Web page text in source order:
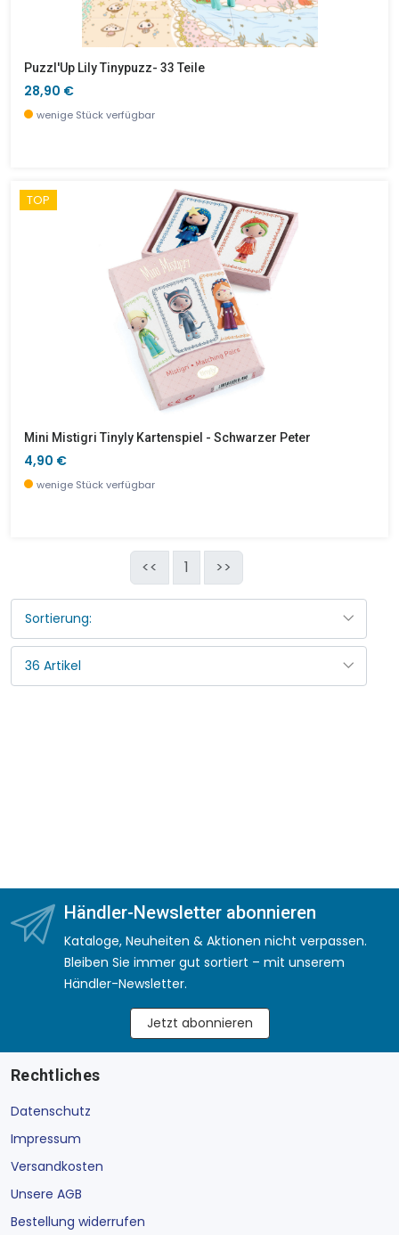
Puzzl'Up Lily Tinypuzz- 33 Teile
28,90 €
wenige Stück verfügbar
TOP
Mini Mistigri Tinyly Kartenspiel - Schwarzer Peter
4,90 €
wenige Stück verfügbar
<< 1 >>
Händler-Newsletter abonnieren
Kataloge, Neuheiten & Aktionen nicht verpassen.
Bleiben Sie immer gut sortiert – mit unserem
Händler-Newsletter.
Jetzt abonnieren
Rechtliches
Datenschutz
Impressum
Versandkosten
Unsere AGB
Bestellung widerrufen